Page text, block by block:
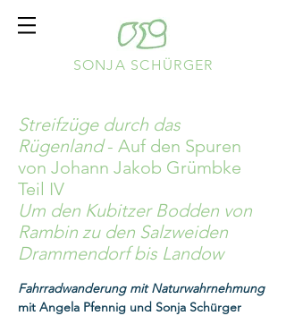
SONJA SCHÜRGER
Streifzüge durch das
Rügenland- Auf den Spuren
von Johann Jakob Grümbke
Teil IV
Um den Kubitzer Bodden von
Rambin zu den Salzweiden
Drammendorf bis Landow
Fahrradwanderung mit Naturwahrnehmung
mit Angela Pfennig und Sonja Schürger